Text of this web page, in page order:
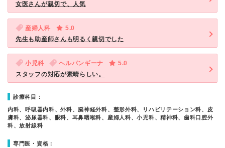
女医さんが親切で、人気
産婦人科
5.0
先生も助産師さんも明るく親切でした
小児科 ヘルパンギーナ
5.0
スタッフの対応が素晴らしい。
診療科目：
内科、呼吸器内科、外科、脳神経外科、整形外科、リハビリテーション科、皮
膚科、泌尿器科、眼科、耳鼻咽喉科、産婦人科、小児科、精神科、歯科口腔外
科、放射線科
専門医・資格：